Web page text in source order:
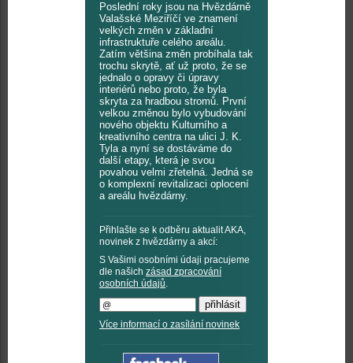
Poslední roky jsou na Hvězdárně
Valašské Meziříčí ve znamení
velkých změn v základní
infrastruktuře celého areálu.
Zatím většina změn probíhala tak
trochu skrytě, ať už proto, že se
jednalo o opravy či úpravy
interiérů nebo proto, že byla
skryta za hradbou stromů. První
velkou změnou bylo vybudování
nového objektu Kulturního a
kreativního centra na ulici J. K.
Tyla a nyní se dostáváme do
další etapy, která je svou
povahou velmi zřetelná. Jedná se
o komplexní revitalizaci oplocení
a areálu hvězdárny.
Přihlašte se k odběru aktualit AKA,
novinek z hvězdárny a akcí:
S Vašimi osobními údaji pracujeme
dle našich zásad zpracování
osobních údajů.
Více informací o zasílání novinek